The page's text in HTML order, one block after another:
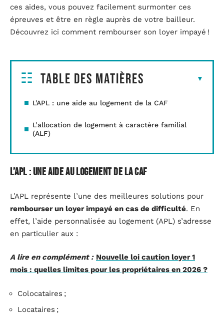
ces aides, vous pouvez facilement surmonter ces
épreuves et être en règle auprès de votre bailleur.
Découvrez ici comment rembourser son loyer impayé !
Table des matières
L’APL : une aide au logement de la CAF
L’allocation de logement à caractère familial
(ALF)
L’APL : une aide au logement de la CAF
L’APL représente l’une des meilleures solutions pour
rembourser un loyer impayé en cas de difficulté. En
effet, l’aide personnalisée au logement (APL) s’adresse
en particulier aux :
A lire en complément : Nouvelle loi caution loyer 1
mois : quelles limites pour les propriétaires en 2026 ?
Colocataires ;
Locataires ;